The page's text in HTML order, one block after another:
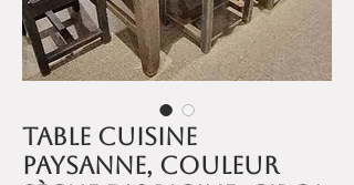
Table cuisine
paysanne, couleur